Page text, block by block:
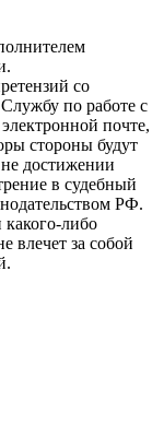
со
по работе с
почте,
стороны будут
достижении
в судебный
РФ.
какого-либо
влечет за собой